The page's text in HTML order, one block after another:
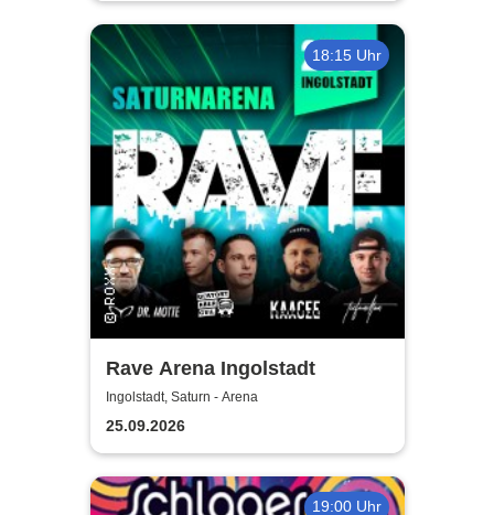
18:15 Uhr
Rave Arena Ingolstadt
Ingolstadt, Saturn - Arena
25.09.2026
19:00 Uhr